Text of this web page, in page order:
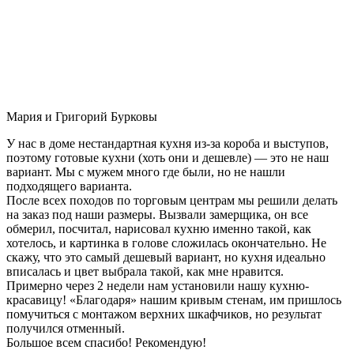
Мария и Григорий Бурковы
У нас в доме нестандартная кухня из-за короба и выступов,
поэтому готовые кухни (хоть они и дешевле) — это не наш
вариант. Мы с мужем много где были, но не нашли
подходящего варианта.
После всех походов по торговым центрам мы решили делать
на заказ под наши размеры. Вызвали замерщика, он все
обмерил, посчитал, нарисовал кухню именно такой, как
хотелось, и картинка в голове сложилась окончательно. Не
скажу, что это самый дешевый вариант, но кухня идеально
вписалась и цвет выбрала такой, как мне нравится.
Примерно через 2 недели нам установили нашу кухню-
красавицу! «Благодаря» нашим кривым стенам, им пришлось
помучиться с монтажом верхних шкафчиков, но результат
получился отменный.
Большое всем спасибо! Рекомендую!